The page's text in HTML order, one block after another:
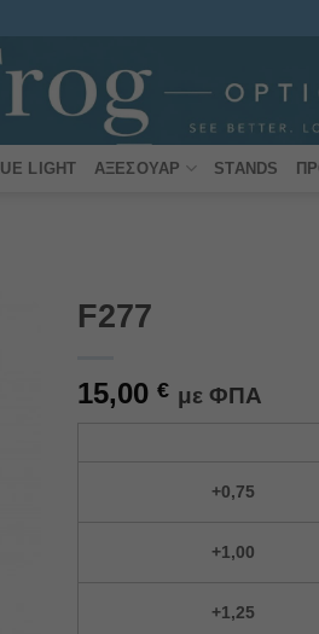
LIGHT ΑΞΕΣΟΥΆΡ STANDS
F277
15,00 € με ΦΠΑ
+0,75
+1,00
+1,25